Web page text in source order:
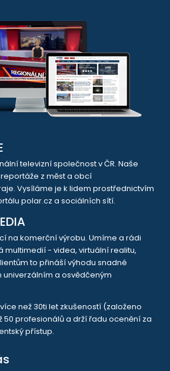
televizní společnost v ČR. Naše
z měst a obcí
Vysíláme je k lidem prostřednictvím
polar.cz a sociálních sítí.
na komerční výrobu. Umíme a rádi
multimedií - videa, virtuální realitu,
to přináší výhodu snadné
univerzálním a osvědčeným
než 30ti let zkušeností (založeno
50 profesionálů a drží řadu ocenění za
přístup.